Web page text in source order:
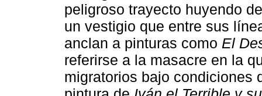
peligroso trayecto huyendo
un vestigio que entre sus
anclan a pinturas como El
referirse a la masacre en la
migratorios bajo condiciones